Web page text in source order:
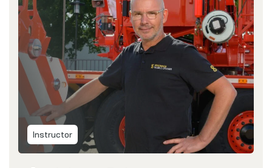
Instructor